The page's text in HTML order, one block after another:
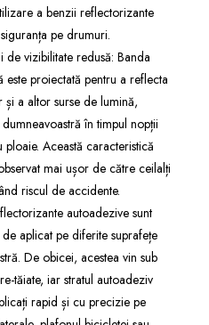
a benzii reflectorizante
pe drumuri.
vizibilitate redusă: Banda
proiectată pentru a reflecta
a altor surse de lumină,
în timpul nopții
Această caracteristică
mai ușor de către ceilalți
riscul de accidente.
autoadezive sunt
aplicat pe diferite suprafețe
De obicei, acestea vin sub
tăiate, iar stratul autoadeziv
rapid și cu precizie pe